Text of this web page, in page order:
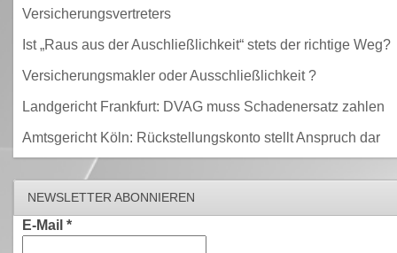
Versicherungsvertreters
Ist „Raus aus der Auschließlichkeit“ stets der richtige Weg?
Versicherungsmakler oder Ausschließlichkeit ?
Landgericht Frankfurt: DVAG muss Schadenersatz zahlen
Amtsgericht Köln: Rückstellungskonto stellt Anspruch dar
NEWSLETTER ABONNIEREN
E-Mail *